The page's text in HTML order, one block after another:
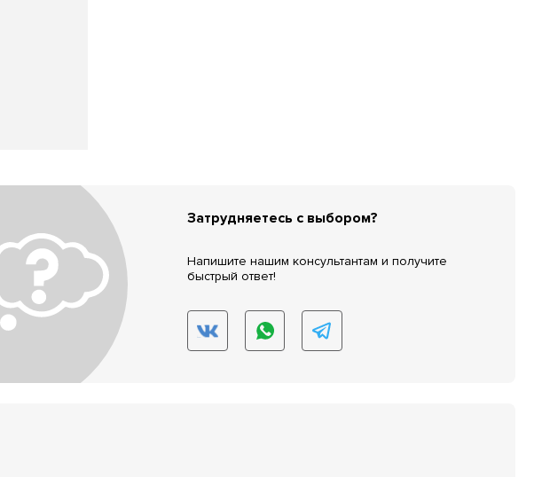
Затрудняетесь с выбором?
Напишите нашим консультантам и получите
быстрый ответ!